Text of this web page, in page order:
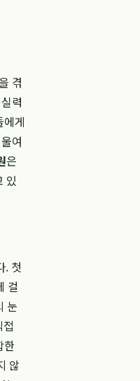
겪
력
게
여
은
있
. 첫
걸
눈
한
않